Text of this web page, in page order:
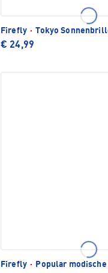
Firefly · Tokyo
€ 24,99
Firefly · Popular